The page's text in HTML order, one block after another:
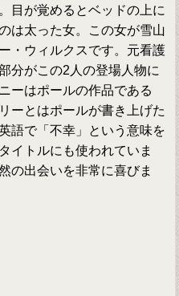
目が覚めるとベッドの上に
は太った女。この女が雪山
・ウィルクスです。元看護
分がこの2人の登場人物に
ーはポールの作品である
ーとはポールが書き上げた
語で「不幸」という意味を
イトルにも使われていま
の出会いを非常に喜びま